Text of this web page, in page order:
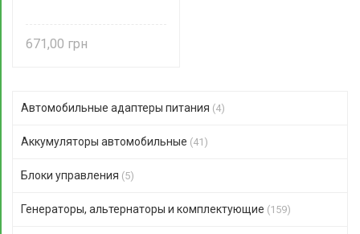
671,00
Автомобильные адаптеры питания (4)
Аккумуляторы автомобильные (41)
Блоки управления (5)
Генераторы, альтернаторы и комплектующие (159)